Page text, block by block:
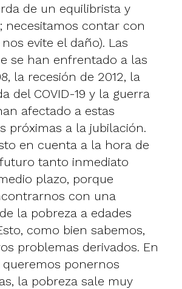
de un equilibrista y
necesitamos contar con
evite el daño). Las
se han enfrentado a las
la recesión de 2012, la
del COVID-19 y la guerra
afectado a estas
próximas a la jubilación.
en cuenta a la hora de
tanto inmediato
plazo, porque
con una
la pobreza a edades
como bien sabemos,
problemas derivados. En
queremos ponernos
la pobreza sale muy